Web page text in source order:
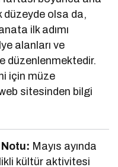
düzeyde olsa da,
ilk adımı
alanları ve
düzenlenmektedir.
için müze
sitesinden bilgi
Mayıs ayında
kültür aktivitesi